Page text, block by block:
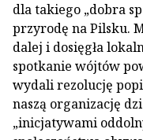
dla takiego „dobra
przyrodę na Pilsku.
dalej i dosięgła
spotkanie wójtów
wydali rezolucję
naszą organizację
„inicjatywami